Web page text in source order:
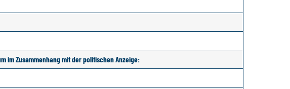
im Zusammenhang mit der politischen Anzeige: